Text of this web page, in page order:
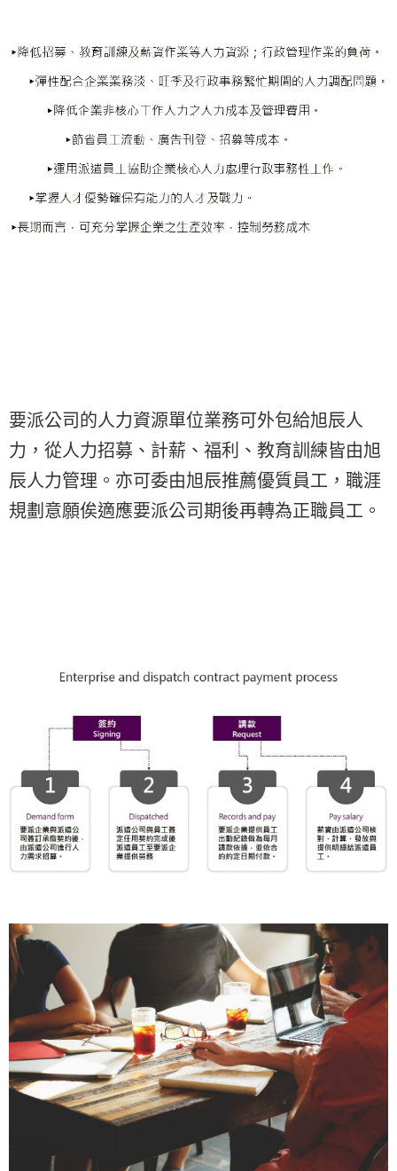
要派公司的人力資源單位業務可外包給旭辰人
力，從人力招募、計薪、福利、教育訓練皆由旭
辰人力管理。亦可委由旭辰推薦優質員工，職涯
規劃意願俟適應要派公司期後再轉為正職員工。